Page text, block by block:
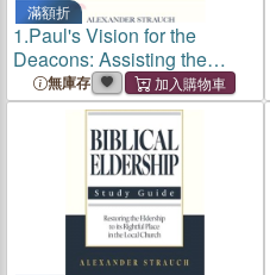
滿額折
1.Paul's Vision for the
Deacons: Assisting the
Elders with the Care of
God's Church
無庫存